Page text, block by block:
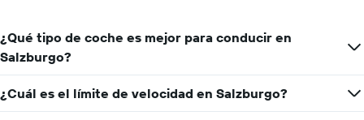
¿Qué tipo de coche es mejor para conducir en
Salzburgo?
¿Cuál es el límite de velocidad en Salzburgo?